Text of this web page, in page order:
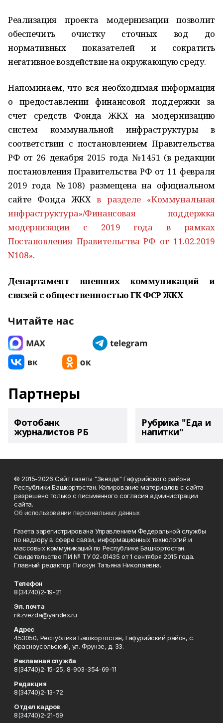
Реализация проекта модернизации позволит
обеспечить очистку сточных вод до
нормативных показателей и сократить
негативное воздействие на окружающую среду.
Напоминаем, что вся необходимая информация
о предоставлении финансовой поддержки за
счет средств Фонда ЖКХ на модернизацию
систем коммунальной инфраструктуры в
соответствии с постановлением Правительства
РФ от 26 декабря 2015 года №1451 (в редакции
постановления Правительства РФ от 11 февраля
2019 года №108) размещена на официальном
сайте Фонда ЖКХ в разделе «Коммунальная
инфраструктура»/Финансовая поддержка
модернизации с 2019 года в рамках
Постановления Правительства РФ от 11.02.2019
N108».
Департамент внешних коммуникаций и
связей с общественностью ГК ФСР ЖКХ
Читайте нас
Партнеры
Фотобанк
журналистов РБ
Рубрика "Еда и
напитки"
© 2015-2026 Сайт газеты "Звезда" Гафурийского района
Республики Башкортостан. Копирование материалов с сайта
разрешено только с письменного согласия администрации
сайта.
Об использовании персональных данных
Газета зарегистрирована Управлением Федеральной службы
по надзору в сфере связи, информационных технологий и
массовых коммуникаций по Республике Башкортостан.
Свидетельство ПИ № ТУ 02-01435 от 1 сентября 2015 года.
Главный редактор: Пискун Татьяна Николаевна.
Телефон
8(34740)2-19-21
Эл. почта
rikzvezda@yandex.ru
Адрес
453050, Республика Башкортостан, Гафурийский район, с.
Красноусольский, ул. Фрунзе, д. 33.
Рекламная служба
8(34740)2-15-25, 8-903-354-69-11
Редакция
8(34740)2-13-72
Отдел кадров
8(34740)2-21-59